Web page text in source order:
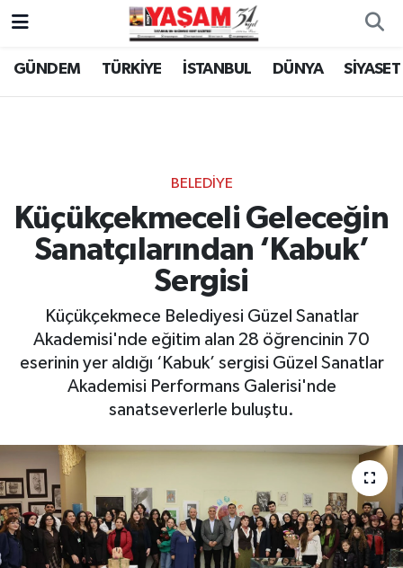
GÜNDEM TÜRKİYE İSTANBUL DÜNYA SİYASET
BELEDİYE
Küçükçekmeceli Geleceğin
Sanatçılarından ‘Kabuk’
Sergisi
Küçükçekmece Belediyesi Güzel Sanatlar
Akademisi'nde eğitim alan 28 öğrencinin 70
eserinin yer aldığı ‘Kabuk’ sergisi Güzel Sanatlar
Akademisi Performans Galerisi'nde
sanatseverlerle buluştu.